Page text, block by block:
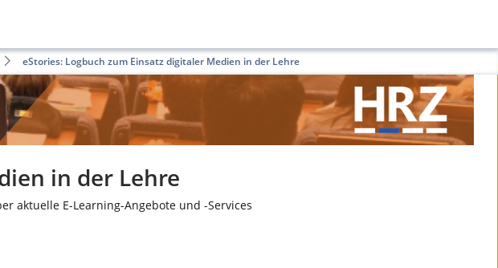
eStories: Logbuch zum Einsatz digitaler Medien in der Lehre
in der Lehre
aktuelle E-Learning-Angebote und -Services